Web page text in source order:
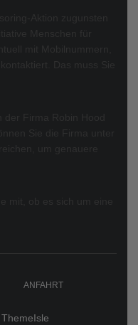
ANFAHRT
ThemeIsle